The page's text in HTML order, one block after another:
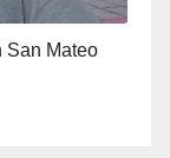
San Mateo